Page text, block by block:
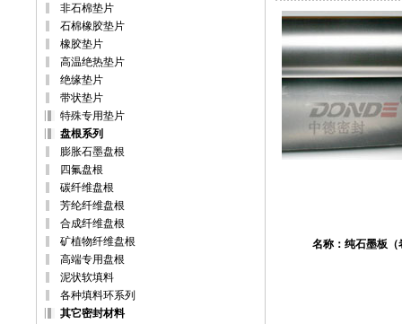
非石棉垫片
石棉橡胶垫片
橡胶垫片
高温绝热垫片
绝缘垫片
带状垫片
特殊专用垫片
盘根系列
膨胀石墨盘根
四氟盘根
碳纤维盘根
芳纶纤维盘根
合成纤维盘根
矿植物纤维盘根
高端专用盘根
泥状软填料
各种填料环系列
其它密封材料
名称： 纯石墨板（